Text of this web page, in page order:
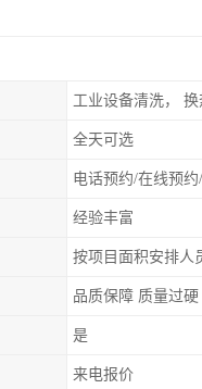
工业设备清洗，
全天可选
电话预约/在线预
经验丰富
按项目面积安排人
品质保障 质量过硬
是
来电报价